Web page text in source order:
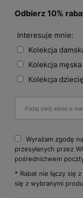
Odbierz 10%
Interesuje mnie:
Kolekcja
Kolekcja męska
Kolekcja
Wyrażam zgodę
przesyłanych przez
pośrednictwem
* Rabat nie łączy się
się z wybranymi